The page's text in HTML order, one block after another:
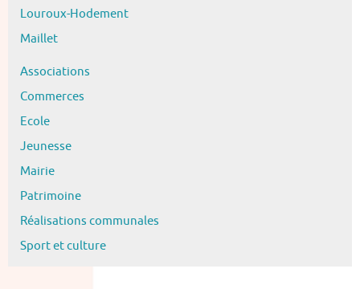
Louroux-Hodement
Maillet
Associations
Commerces
Ecole
Jeunesse
Mairie
Patrimoine
Réalisations communales
Sport et culture